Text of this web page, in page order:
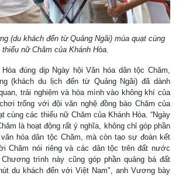
(du khách đến từ Quảng Ngãi) múa quạt cùng
thiếu nữ Chăm của Khánh Hòa.
đúng dịp Ngày hội Văn hóa dân tộc Chăm,
(khách du lịch đến từ Quảng Ngãi) đã dành
trải nghiệm và hòa mình vào không khí của
trống với đội văn nghệ đồng bào Chăm của
cùng các thiếu nữ Chăm của Khánh Hòa. “Ngày
là hoạt động rất ý nghĩa, không chỉ góp phần
hóa dân tộc Chăm, mà còn tạo sự đoàn kết
Chăm nói riêng và các dân tộc trên đất nước
trình này cũng góp phần quảng bá đất
du khách đến với Việt Nam", anh Vương bày